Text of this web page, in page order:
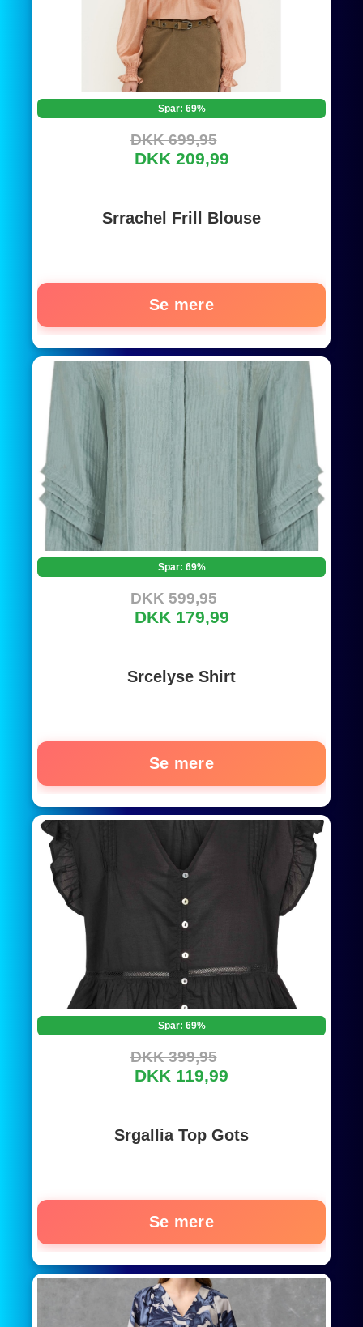
Spar: 69%
DKK 699,95
DKK 209,99
Srrachel Frill Blouse
Se mere
Spar: 69%
DKK 599,95
DKK 179,99
Srcelyse Shirt
Se mere
Spar: 69%
DKK 399,95
DKK 119,99
Srgallia Top Gots
Se mere